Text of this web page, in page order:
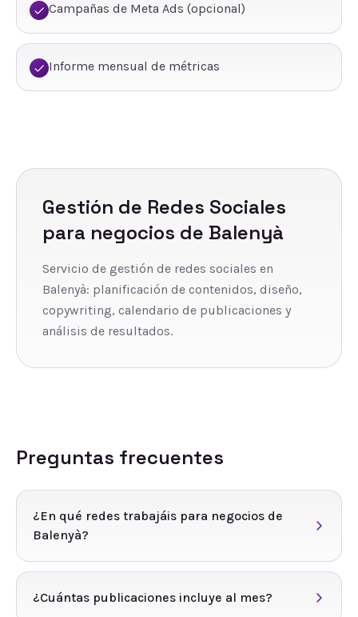
Campañas de Meta Ads (opcional)
Informe mensual de métricas
Gestión de Redes Sociales
para negocios de Balenyà
Servicio de gestión de redes sociales en
Balenyà: planificación de contenidos, diseño,
copywriting, calendario de publicaciones y
análisis de resultados.
Preguntas frecuentes
¿En qué redes trabajáis para negocios de
Balenyà?
¿Cuántas publicaciones incluye al mes?